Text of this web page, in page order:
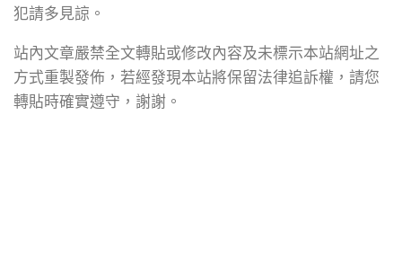
犯請多見諒。
站內文章嚴禁全文轉貼或修改內容及未標示本站網址之
方式重製發佈，若經發現本站將保留法律追訴權，請您
轉貼時確實遵守，謝謝。